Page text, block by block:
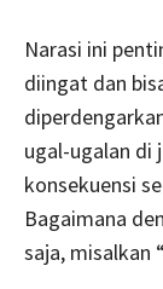
Narasi ini
diingat dan
ugal-ugalan di
konsekuensi
Bagaimana
saja, misalkan